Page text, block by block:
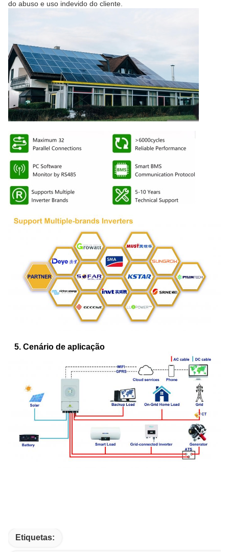
do abuso e uso indevido do cliente.
5. Cenário de aplicação
Etiquetas: